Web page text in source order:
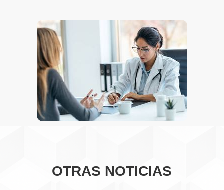
OTRAS NOTICIAS